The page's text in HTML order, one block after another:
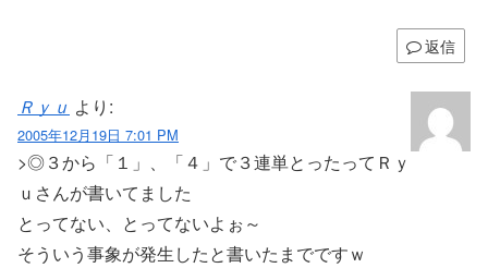
返信
Ｒｙｕ より:
2005年12月19日 7:01 PM
>◎３から「１」、「４」で３連単とったってＲｙ
ｕさんが書いてました
とってない、とってないよぉ～
そういう事象が発生したと書いたまでですｗ